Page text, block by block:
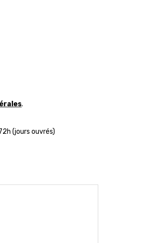
.
(jours ouvrés)